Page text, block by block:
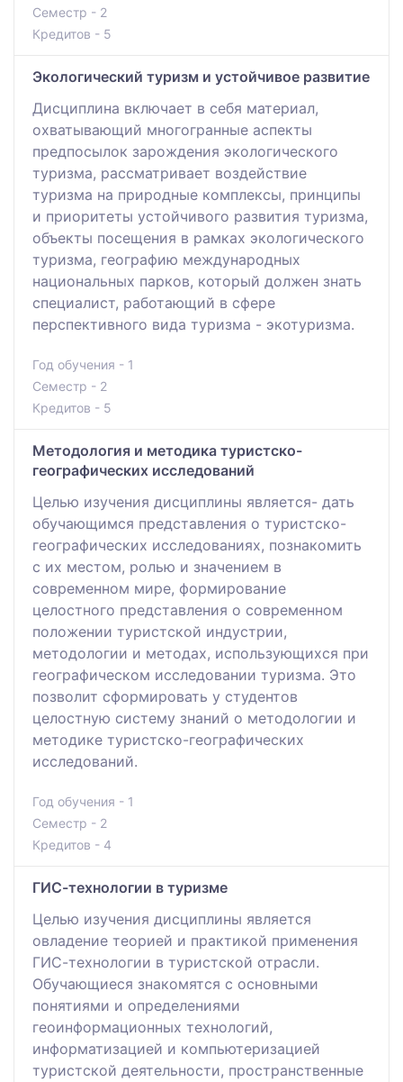
Семестр - 2
Кредитов - 5
Экологический туризм и устойчивое развитие
Дисциплина включает в себя материал,
охватывающий многогранные аспекты
предпосылок зарождения экологического
туризма, рассматривает воздействие
туризма на природные комплексы, принципы
и приоритеты устойчивого развития туризма,
объекты посещения в рамках экологического
туризма, географию международных
национальных парков, который должен знать
специалист, работающий в сфере
перспективного вида туризма - экотуризма.
Год обучения - 1
Семестр - 2
Кредитов - 5
Методология и методика туристско-
географических исследований
Целью изучения дисциплины является- дать
обучающимся представления о туристско-
географических исследованиях, познакомить
с их местом, ролью и значением в
современном мире, формирование
целостного представления о современном
положении туристской индустрии,
методологии и методах, использующихся при
географическом исследовании туризма. Это
позволит сформировать у студентов
целостную систему знаний о методологии и
методике туристско-географических
исследований.
Год обучения - 1
Семестр - 2
Кредитов - 4
ГИС-технологии в туризме
Целью изучения дисциплины является
овладение теорией и практикой применения
ГИС-технологии в туристской отрасли.
Обучающиеся знакомятся с основными
понятиями и определениями
геоинформационных технологий,
информатизацией и компьютеризацией
туристской деятельности, пространственные